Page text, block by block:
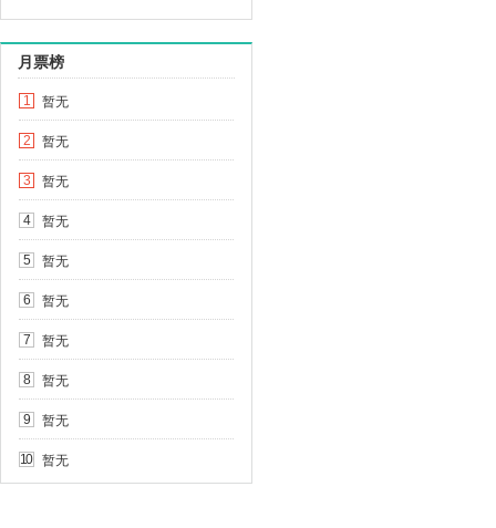
月票榜
1 暂无
2 暂无
3 暂无
4 暂无
5 暂无
6 暂无
7 暂无
8 暂无
9 暂无
10 暂无